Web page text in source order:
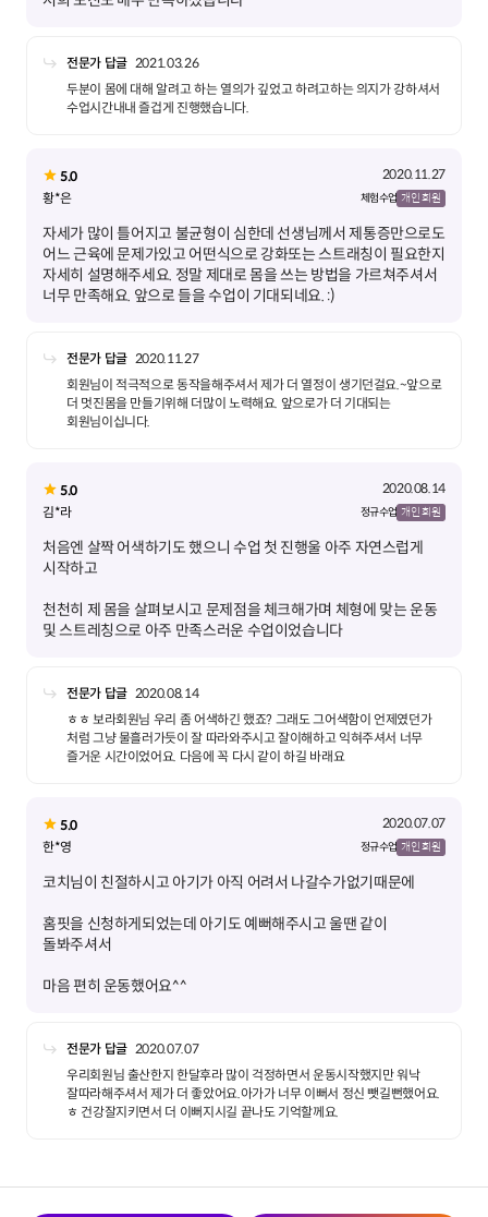
전문가 답글 2021.03.26
두분이 몸에 대해 알려고 하는 열의가 깊었고 하려고하는 의지가 강하셔서
수업시간내내 즐겁게 진행했습니다.
5.0
2020.11.27
황*은
체험 수업 개인 회원
자세가 많이 틀어지고 불균형이 심한데 선생님께서 제통증만으로도
어느 근육에 문제가있고 어떤식으로 강화또는 스트래칭이 필요한지
자세히 설명해주세요. 정말 제대로 몸을 쓰는 방법을 가르쳐주셔서
너무 만족해요. 앞으로 들을 수업이 기대되네요. :)
전문가 답글 2020.11.27
회원님이 적극적으로 동작을해주셔서 제가 더 열정이 생기던걸요.~앞으로
더 멋진몸을 만들기위해 더많이 노력해요. 앞으로가 더 기대되는
회원님이십니다.
5.0
2020.08.14
김*라
정규 수업 개인 회원
처음엔 살짝 어색하기도 했으니 수업 첫 진행울 아주 자연스럽게
천천히 제 몸을 살펴보시고 문제점을 체크해가며 체형에 맞는 운동
및 스트레칭으로 아주 만족스러운 수업이었습니다
전문가 답글 2020.08.14
ㅎㅎ 보라회원님 우리 좀 어색하긴 했죠? 그래도 그어색함이 언제였던가
처럼 그냥 물흘러가듯이 잘 따라와주시고 잘이해하고 익혀주셔서 너무
즐거운 시간이었어요. 다음에 꼭 다시 같이 하길 바래요
5.0
2020.07.07
한*영
정규 수업 개인 회원
홈핏을 신청하게되었는데 아기도 예뻐해주시고 울땐 같이
마음 편히 운동했어요^^
전문가 답글 2020.07.07
우리회원님 출산한지 한달후라 많이 걱정하면서 운동시작했지만 워낙
잘따라해주셔서 제가 더 좋았어요.아가가 너무 이뻐서 정신 뺏길뻔했어요.
ㅎ 건강잘지키면서 더 이뻐지시길 끝나도 기억할께요.